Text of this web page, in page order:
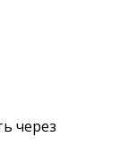
через